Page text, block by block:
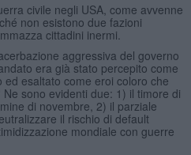
civile negli USA, come avvenne
non esistono due fazioni
cittadini inermi.
aggressiva del governo
era già stato percepito come
esaltato come eroi coloro che
Ne sono evidenti due: 1) il timore di
di novembre, 2) il parziale
il rischio di default
mondiale con guerre